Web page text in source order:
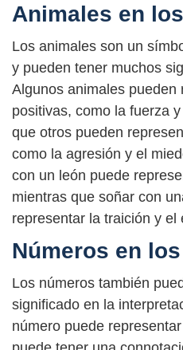
Animales en
Los animales son un
y pueden tener muchos
Algunos animales pueden
positivas, como la fuerza
que otros pueden
como la agresión y el
con un león puede
mientras que soñar con
representar la traición y el
Números en
Los números también
significado en la
número puede